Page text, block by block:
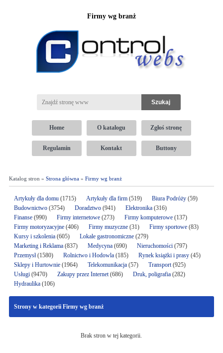
Firmy wg branż
Home O katalogu Zgłoś stronę
Regulamin Kontakt Buttony
Katalog stron » Strona główna» Firmy wg branż
Artykuły dla domu(1715) Artykuły dla firm(519) Biura Podróży(59)
Budownictwo(3754) Doradztwo(941) Elektronika (316)
Finanse(990) Firmy internetowe (273) Firmy komputerowe(137)
Firmy motoryzacyjne(406) Firmy muzyczne(31) Firmy sportowe(83)
Kursy i szkolenia(605) Lokale gastronomiczne(279)
Marketing i Reklama(837) Medycyna(690) Nieruchomości(797)
Przemysł(1580) Rolnictwo i Hodowla(185) Rynek książki i prasy(45)
Sklepy i Hurtownie(1964) Telekomunikacja(57) Transport(925)
Usługi(9470) Zakupy przez Internet(686) Druk, poligrafia(282)
Hydraulika(106)
Strony w kategorii Firmy wg branż
Brak stron w tej kategorii.